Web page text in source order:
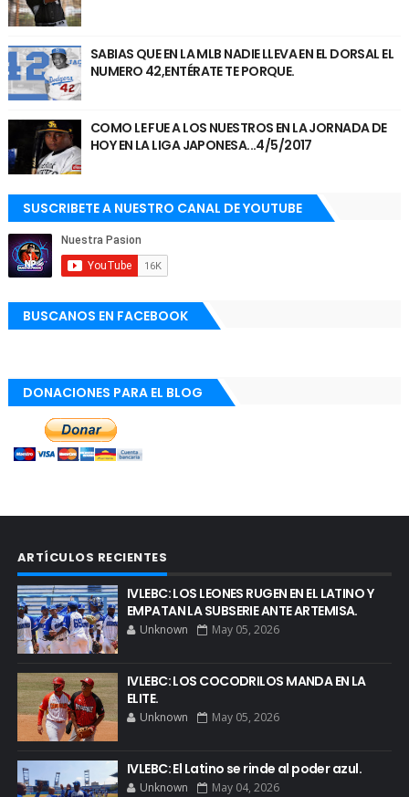
SABIAS QUE EN LA MLB NADIE LLEVA EN EL DORSAL EL
NUMERO 42,ENTÉRATE TE PORQUE.
COMO LE FUE A LOS NUESTROS EN LA JORNADA DE
HOY EN LA LIGA JAPONESA...4/5/2017
SUSCRIBETE A NUESTRO CANAL DE YOUTUBE
BUSCANOS EN FACEBOOK
DONACIONES PARA EL BLOG
ARTÍCULOS RECIENTES
IVLEBC: LOS LEONES RUGEN EN EL LATINO Y
EMPATAN LA SUBSERIE ANTE ARTEMISA.
Unknown May 05, 2026
IVLEBC: LOS COCODRILOS MANDA EN LA
ELITE.
Unknown May 05, 2026
IVLEBC: El Latino se rinde al poder azul.
Unknown May 04, 2026